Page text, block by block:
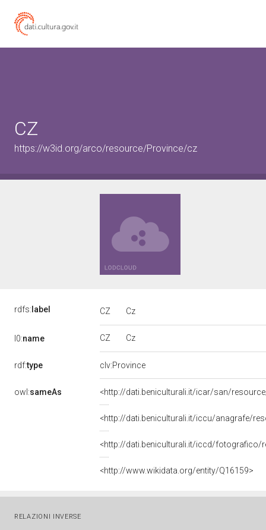
CZ
https://w3id.org/arco/resource/Province/cz
rdfs: label CZ Cz
l0:name CZ Cz
rdf:type clv:Province
owl:sameAs <http://dati.beniculturali.it/icar/san/
<http://dati.beniculturali.it/iccu/anagrafe/
<http://dati.beniculturali.it/iccd/fotografico/
<http://www.wikidata.org/entity/Q16159>
RELAZIONI INVERSE